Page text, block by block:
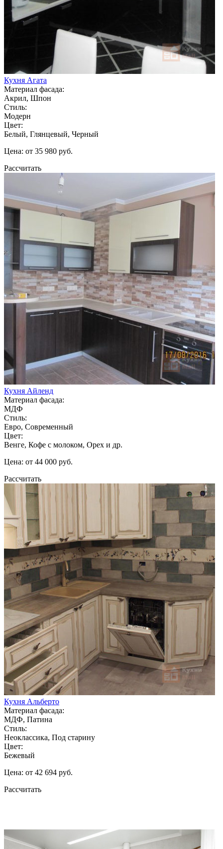
Кухня Агата
Материал фасада:
Акрил, Шпон
Стиль:
Модерн
Цвет:
Белый, Глянцевый, Черный
Цена: от 35 980 руб.
Рассчитать
Кухня Айленд
Материал фасада:
МДФ
Стиль:
Евро, Современный
Цвет:
Венге, Кофе с молоком, Орех и др.
Цена: от 44 000 руб.
Рассчитать
Кухня Альберто
Материал фасада:
МДФ, Патина
Стиль:
Неоклассика, Под старину
Цвет:
Бежевый
Цена: от 42 694 руб.
Рассчитать